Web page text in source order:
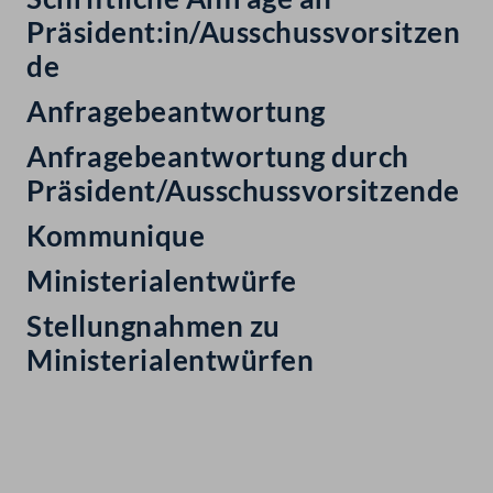
Präsident:in/Ausschussvorsitzen
de
Anfragebeantwortung
Anfragebeantwortung durch
Präsident/Ausschussvorsitzende
Kommunique
Ministerialentwürfe
Stellungnahmen zu
Ministerialentwürfen